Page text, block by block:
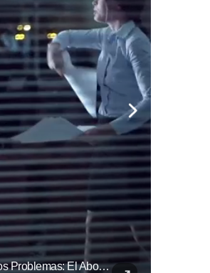
Evitá Los Problemas: El Abogado Jaime Ramírez Recuerda Que Una Mala Decisión Puede Cambiar Tu Vida.